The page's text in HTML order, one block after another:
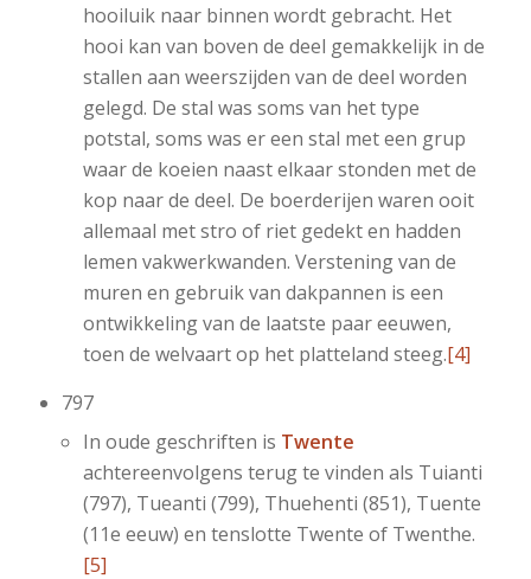
hooiluik naar binnen wordt gebracht. Het
hooi kan van boven de deel gemakkelijk in de
stallen aan weerszijden van de deel worden
gelegd. De stal was soms van het type
potstal, soms was er een stal met een grup
waar de koeien naast elkaar stonden met de
kop naar de deel. De boerderijen waren ooit
allemaal met stro of riet gedekt en hadden
lemen vakwerkwanden. Verstening van de
muren en gebruik van dakpannen is een
ontwikkeling van de laatste paar eeuwen,
toen de welvaart op het platteland steeg.[4]
797
In oude geschriften is Twente
achtereenvolgens terug te vinden als Tuianti
(797), Tueanti (799), Thuehenti (851), Tuente
(11e eeuw) en tenslotte Twente of Twenthe.
[5]